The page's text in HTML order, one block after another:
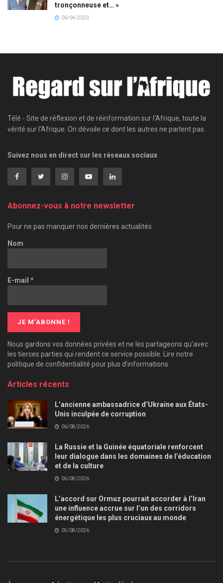
tronçonneuse et… »
06/04/2023
Télé - Site de réflexion et de réinformation sur l'Afrique, toute la
vérité sur l'Afrique. On dévoile ce dont les autres ne parlent pas.
Suivez nous en direct sur les réseaux sociaux
Abonnez-vous à notre newsletter
Pour ne pas manquer nos dernières actualités.
Nom
E-mail *
Nous gardons vos données privées et ne les partageons qu’avec
les tierces parties qui rendent ce service possible. Lire notre
politique de confidentialité pour plus d’informations.
Articles récents
L’ancienne ambassadrice d’Ukraine aux États-
Unis inculpée de corruption
06/08/2026
La Russie et la Guinée équatoriale renforcent
leur dialogue dans les domaines de l’éducation
et de la culture
06/08/2026
L’accord sur Ormuz pourrait accorder à l’Iran
une influence accrue sur l’un des corridors
énergétique les plus cruciaux au monde
05/08/2026